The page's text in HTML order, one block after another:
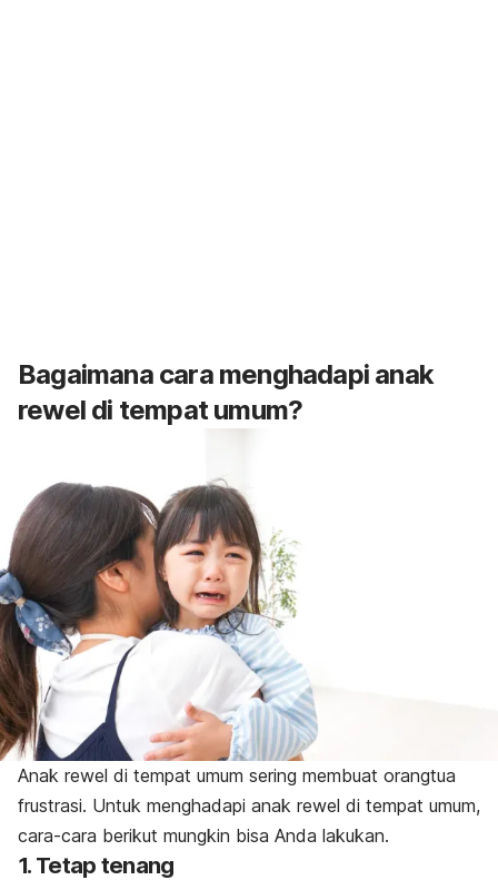
Bagaimana cara menghadapi anak
rewel di tempat umum?
Anak rewel di tempat umum sering membuat orangtua
frustrasi. Untuk menghadapi anak rewel di tempat umum,
cara-cara berikut mungkin bisa Anda lakukan.
1. Tetap tenang